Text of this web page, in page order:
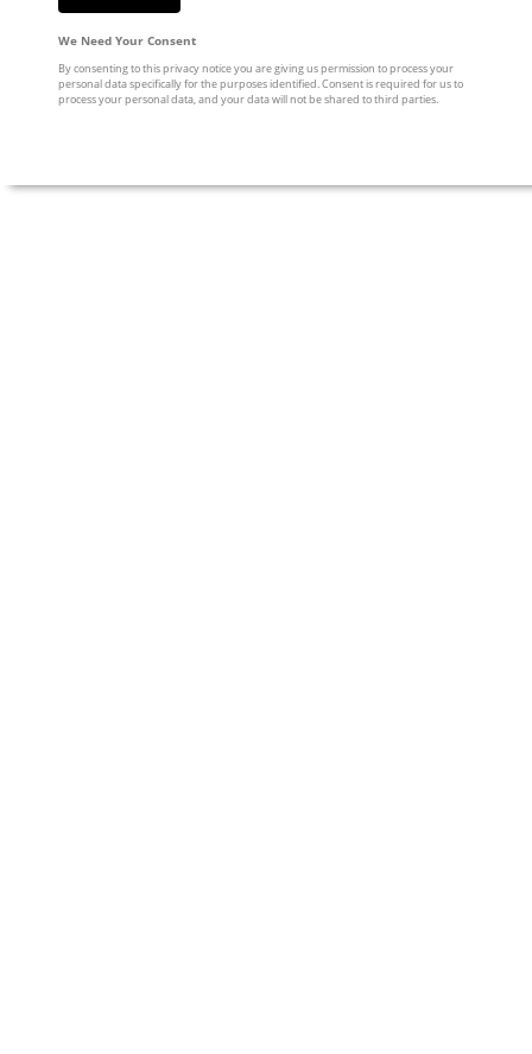
We Need Your Consent
By consenting to this privacy notice you are giving us permission to process your
personal data specifically for the purposes identified. Consent is required for us to
process your personal data, and your data will not be shared to third parties.